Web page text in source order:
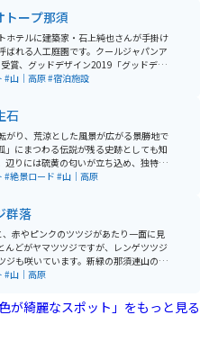
トープ那須
ホテルに建築家・石上純也さんが手掛け
ばれる人工庭園です。クールジャパンア
賞、グッドデザイン2019「グッドデザ
」に選出されるなど多くの賞を獲得し
#山｜高原#宿泊施設
石
がり、荒涼とした風景が広がる景勝地で
」にまつわる伝説が残る史跡としても知
辺りには硫黄の匂いが立ち込め、独特の
しています。 整備された遊歩道は那須高
#絶景ロード #山｜高原
群落
赤やピンクのツツジがあたり一面に見
んどがヤマツツジですが、レンゲツツジ
ジも咲いています。新緑の那須連山の背
絶景を眺める事ができます。木道も整備
#山｜高原
が綺麗なスポット」をもっと見る